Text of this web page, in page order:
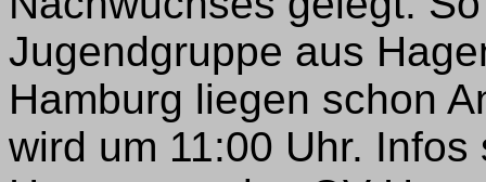
Jugendgruppe aus
Hamburg liegen schon
wird um 11:00 Uhr.